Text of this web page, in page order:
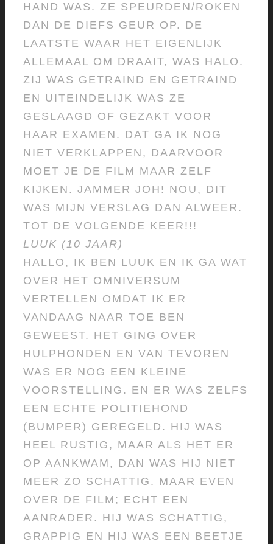
HAND WAS. ZE SPEURDEN/ROKEN
DAN DE DIEFS GEUR OP. DE
LAATSTE WAAR HET EIGENLIJK
ALLEMAAL OM DRAAIT, WAS HALO.
ZIJ WAS GETRAIND EN GETRAIND
EN UITEINDELIJK WAS ZE
GESLAAGD OF GEZAKT VOOR
HAAR EXAMEN. DAT GA IK NOG
NIET VERKLAPPEN, DAARVOOR
MOET JE DE FILM MAAR ZELF
KIJKEN. JAMMER JOH! NOU, DIT
WAS MIJN VERSLAG DAN ALWEER.
TOT DE VOLGENDE KEER!!!
LUUK (10 JAAR)
HALLO, IK BEN LUUK EN IK GA WAT
OVER HET OMNIVERSUM
VERTELLEN OMDAT IK ER
VANDAAG NAAR TOE BEN
GEWEEST. HET GING OVER
HULPHONDEN EN VAN TEVOREN
WAS ER NOG EEN KLEINE
VOORSTELLING. EN ER WAS ZELFS
EEN ECHTE POLITIEHOND
(BUMPER) GEREGELD. HIJ WAS
HEEL RUSTIG, MAAR ALS HET ER
OP AANKWAM, DAN WAS HIJ NIET
MEER ZO SCHATTIG. MAAR EVEN
OVER DE FILM; ECHT EEN
AANRADER. HIJ WAS SCHATTIG,
GRAPPIG EN HIJ WAS EEN BEETJE